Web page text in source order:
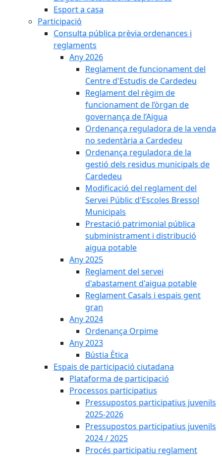
Esport a casa
Participació
Consulta pública prèvia ordenances i
reglaments
Any 2026
Reglament de funcionament del
Centre d'Estudis de Cardedeu
Reglament del règim de
funcionament de l’òrgan de
governança de l’Aigua
Ordenança reguladora de la venda
no sedentària a Cardedeu
Ordenança reguladora de la
gestió dels residus municipals de
Cardedeu
Modificació del reglament del
Servei Públic d'Escoles Bressol
Municipals
Prestació patrimonial pública
subministrament i distribució
aigua potable
Any 2025
Reglament del servei
d'abastament d'aigua potable
Reglament Casals i espais gent
gran
Any 2024
Ordenança Orpime
Any 2023
Bústia Ètica
Espais de participació ciutadana
Plataforma de participació
Processos participatius
Pressupostos participatius juvenils
2025-2026
Pressupostos participatius juvenils
2024 / 2025
Procés participatiu reglament